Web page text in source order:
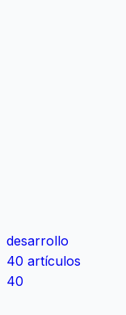
desarrollo
40 artículos
40